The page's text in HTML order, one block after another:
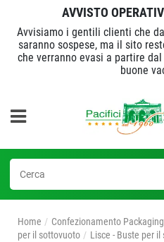
AVVISTO
Avvisiamo i gentili clienti che
saranno sospese, ma il sito
che verranno evasi a partire
buone
Home Confezionamento
per il sottovuoto
Lisce - Buste per